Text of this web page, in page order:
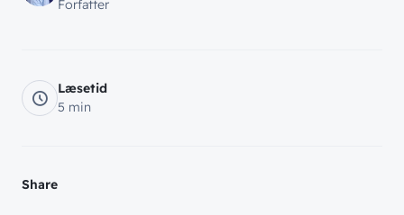
Forfatter
Læsetid
5 min
Share